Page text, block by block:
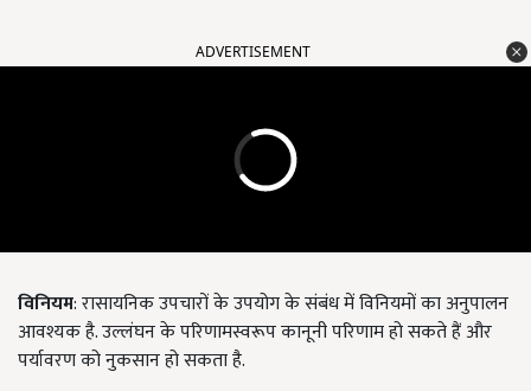
ADVERTISEMENT
विनियम: रासायनिक उपचारों के उपयोग के संबंध में विनियमों का अनुपालन
आवश्यक है. उल्लंघन के परिणामस्वरूप कानूनी परिणाम हो सकते हैं और
पर्यावरण को नुकसान हो सकता है.